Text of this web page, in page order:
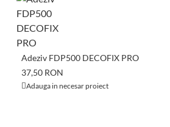
Adeziv FDP500 DECOFIX PRO
37,50 RON
Adauga in necesar proiect